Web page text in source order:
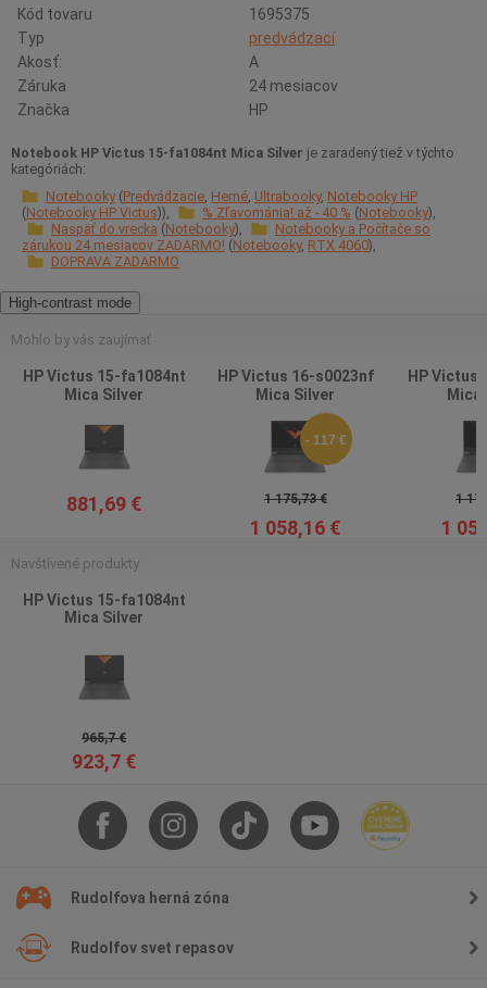
Kód tovaru
1695375
Typ
predvádzací
Akosť:
A
Záruka
24 mesiacov
Značka
HP
Notebook HP Victus 15-fa1084nt Mica Silver je zaradený tiež v týchto
kategóriách:
Notebooky Predvádzacie Herné Ultrabooky Notebooky HP
Notebooky HP Victus
% Zľavománia! až - 40 % Notebooky
Naspäť do vrecka Notebooky
Notebooky a Počítače so
zárukou 24 mesiacov ZADARMO! Notebooky RTX 4060
DOPRAVA ZADARMO
High-contrast mode
Mohlo by vás zaujímať
HP Victus 15-fa1084nt
Mica Silver
881,69 €
HP Victus 16-s0023nf
Mica Silver
- 117 €
1 175,73 €
1 058,16 €
HP Victus
Mica
1
1
Navštívené produkty
HP Victus 15-fa1084nt
Mica Silver
965,7 €
923,7 €
Rudolfova herná zóna
Rudolfov svet repasov